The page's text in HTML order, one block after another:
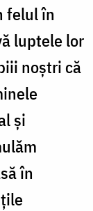
felul în
luptele lor
noştri că
şi
în